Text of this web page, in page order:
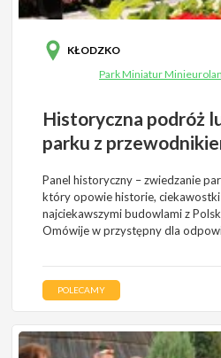
KŁODZKO
Park Miniatur
Historyczna podróż
parku z
Panel historyczny – zwiedzanie
który opowie historie,
najciekawszymi budowlami z
Omówije w przystępny dla
POLECAMY